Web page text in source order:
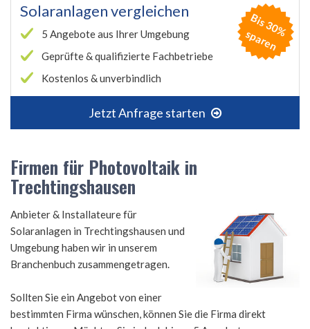
Solaranlagen vergleichen
5 Angebote aus Ihrer Umgebung
Geprüfte & qualifizierte Fachbetriebe
Kostenlos & unverbindlich
Jetzt Anfrage starten
B
is
3
0
%
s
p
a
r
e
n
Firmen für Photovoltaik in
Trechtingshausen
Anbieter & Installateure für
Solaranlagen in Trechtingshausen und
Umgebung haben wir in unserem
Branchenbuch zusammengetragen.
Sollten Sie ein Angebot von einer
bestimmten Firma wünschen, können Sie die Firma direkt